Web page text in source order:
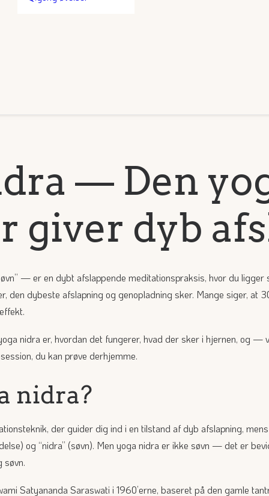
— Den
giver dyb
— er en dybt afslappende meditationspraksis, hvor du ligger
den dybeste afslapning og genopladning sker. Mange siger, at
nidra er, hvordan det fungerer, hvad der sker i hjernen, og
du kan prøve derhjemme.
nidra?
der guider dig ind i en tilstand af dyb afslapning,
og “nidra” (søvn). Men yoga nidra er ikke søvn — det er
søvn.
Satyananda Saraswati i 1960’erne, baseret på den gamle